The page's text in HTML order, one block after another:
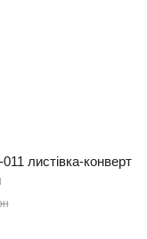
листівка-конверт